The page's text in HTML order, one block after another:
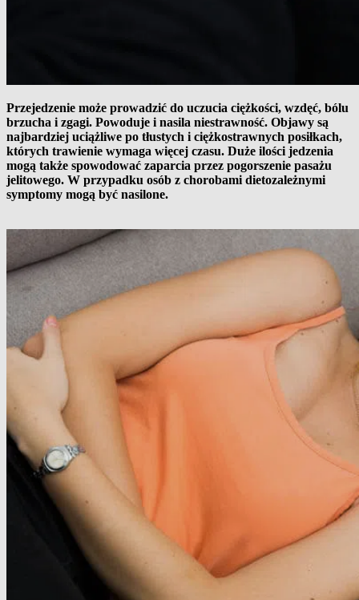
Przejedzenie może prowadzić do uczucia ciężkości, wzdęć, bólu
brzucha i zgagi. Powoduje i nasila niestrawność. Objawy są
najbardziej uciążliwe po tłustych i ciężkostrawnych posiłkach,
których trawienie wymaga więcej czasu. Duże ilości jedzenia
mogą także spowodować zaparcia przez pogorszenie pasażu
jelitowego. W przypadku osób z chorobami dietozależnymi
symptomy mogą być nasilone.